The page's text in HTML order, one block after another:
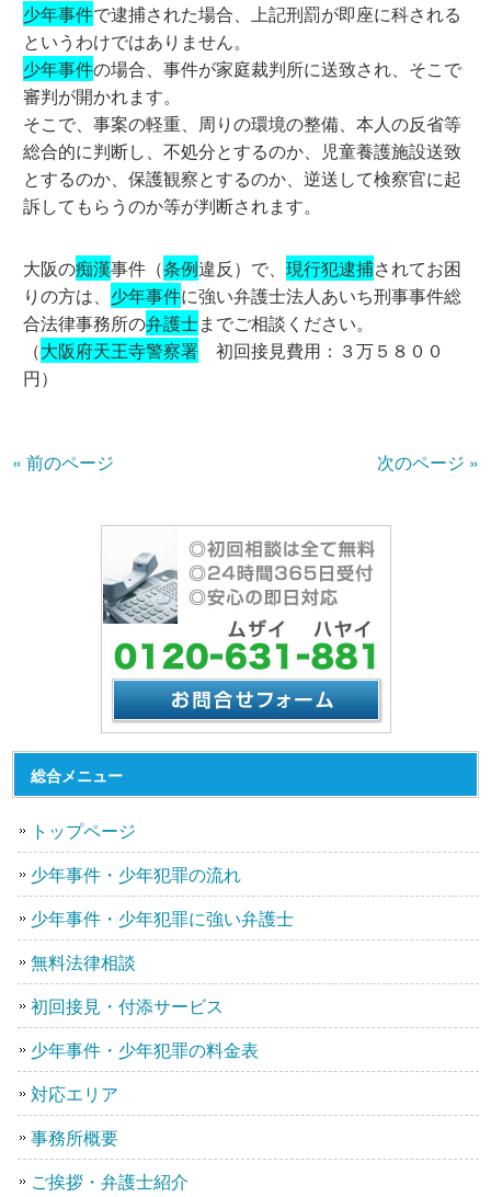
少年事件で逮捕された場合、上記刑罰が即座に科される
というわけではありません。
少年事件の場合、事件が家庭裁判所に送致され、そこで
審判が開かれます。
そこで、事案の軽重、周りの環境の整備、本人の反省等
総合的に判断し、不処分とするのか、児童養護施設送致
とするのか、保護観察とするのか、逆送して検察官に起
訴してもらうのか等が判断されます。
大阪の痴漢事件（条例違反）で、現行犯逮捕されてお困
りの方は、 少年事件に強い弁護士法人あいち刑事事件総
合法律事務所の弁護士までご相談ください。
（大阪府天王寺警察署 初回接見費用：３万５８００
円）
« 前のページ 次のページ »
総合メニュー
トップページ
少年事件・少年犯罪の流れ
少年事件・少年犯罪に強い弁護士
無料法律相談
初回接見・付添サービス
少年事件・少年犯罪の料金表
対応エリア
事務所概要
ご挨拶・弁護士紹介